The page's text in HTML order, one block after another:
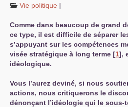
Vie politique |
Comme dans beaucoup de grand
ce type, il est difficile de séparer
s’appuyant sur les compétences
visée stratégique à long terme [1],
idéologique.
Vous l’aurez deviné, si nous
actions, nous critiquerons le
dénonçant l’idéologie qui le sous-